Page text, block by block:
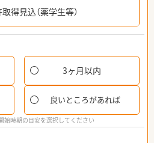
得見込（薬学生等）
3ヶ月以内
良いところがあれば
始時期の目安を選択してください